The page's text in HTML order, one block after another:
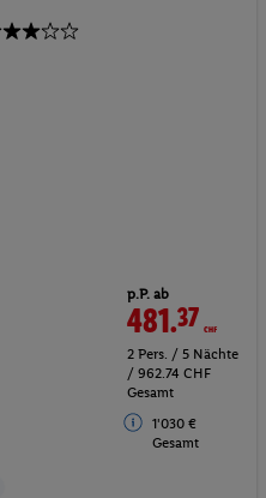
p.P. ab
481.37CHF
2 Pers. / 5 Nächte
/ 962.74 CHF
Gesamt
1'030 €
Gesamt